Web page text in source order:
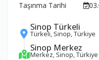
Taşınma Tarihi
Sinop Türkeli
Türkeli, Sinop, Türkiye
Sinop Merkez
Merkez, Sinop, Türkiye